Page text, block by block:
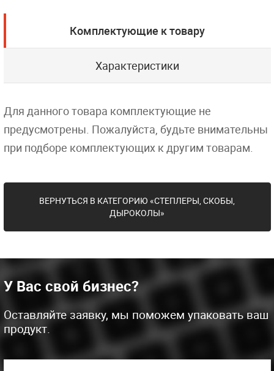
Комплектующие к товару
Характеристики
Для данного товара комплектующие не
предусмотрены. Пожалуйста, будьте внимательны
при подборе комплектующих к другим товарам.
ВЕРНУТЬСЯ В КАТЕГОРИЮ «СТЕПЛЕРЫ, СКОБЫ,
ДЫРОКОЛЫ»
У Вас свой бизнес?
Оставляйте заявку, мы поможем упаковать ваш
продукт.